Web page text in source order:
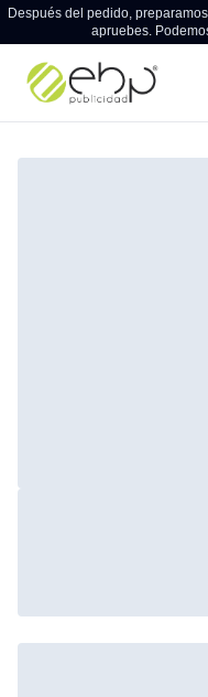
Después del pedido,
apruebes.